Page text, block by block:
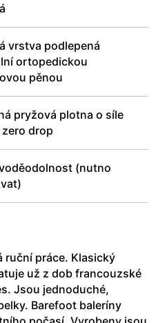
vrstva podlepená
ortopedickou
pěnou
pryžová plotna o síle
drop
(nutno
ruční práce. Klasický
už z dob francouzské
Jsou jednoduché,
Barefoot baleríny